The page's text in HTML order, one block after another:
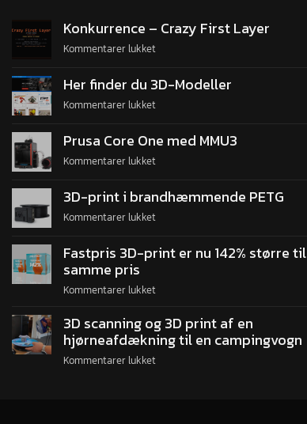
Konkurrence – Crazy First Layer
Kommentarer lukket
Her finder du 3D-Modeller
Kommentarer lukket
Prusa Core One med MMU3
Kommentarer lukket
3D-print i brandhæmmende PETG
Kommentarer lukket
Fastpris 3D-print er nu 142% større til
samme pris
Kommentarer lukket
3D scanning og 3D print af en
hjørneafdækning til en campingvogn
Kommentarer lukket